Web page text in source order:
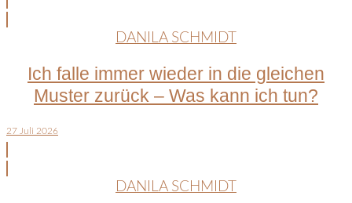
DANILA SCHMIDT
Ich falle immer wieder in die gleichen
Muster zurück – Was kann ich tun?
27 Juli 2026
DANILA SCHMIDT